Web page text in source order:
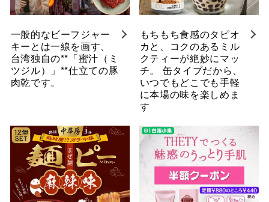
一般的なビーフジャー
キーとは一線を画す、
台湾独自の**「蜜汁（ミ
ツジル）」**仕立ての豚
肉乾です。
もちもち食感のタピオ
カと、コクのあるミル
クティーが絶妙にマッ
チ。 缶タイプだから、
いつでもどこでも手軽
に本場の味を楽しめま
す